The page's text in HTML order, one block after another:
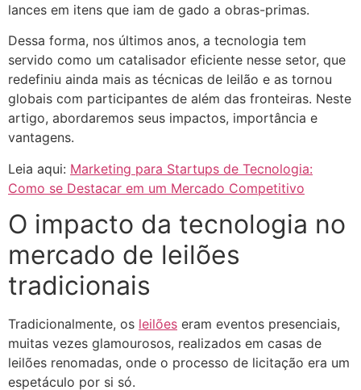
lances em itens que iam de gado a obras-primas.
Dessa forma, nos últimos anos, a tecnologia tem
servido como um catalisador eficiente nesse setor, que
redefiniu ainda mais as técnicas de leilão e as tornou
globais com participantes de além das fronteiras. Neste
artigo, abordaremos seus impactos, importância e
vantagens.
Leia aqui: Marketing para Startups de Tecnologia:
Como se Destacar em um Mercado Competitivo
O impacto da tecnologia no
mercado de leilões
tradicionais
Tradicionalmente, os leilões eram eventos presenciais,
muitas vezes glamourosos, realizados em casas de
leilões renomadas, onde o processo de licitação era um
espetáculo por si só.